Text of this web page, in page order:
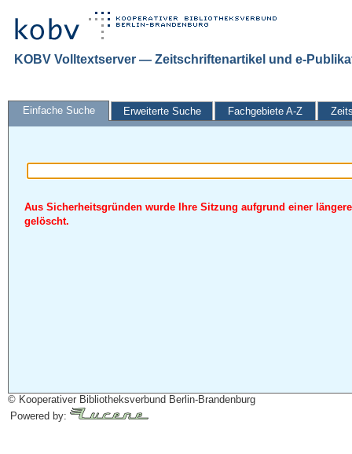
KOBV Volltextserver — Zeitschriftenartikel und e-
Einfache Suche Erweiterte Suche Fachgebiete A-Z
Aus Sicherheitsgründen wurde Ihre Sitzung aufgrund einer
gelöscht.
© Kooperativer Bibliotheksverbund Berlin-Brandenburg
Powered by: